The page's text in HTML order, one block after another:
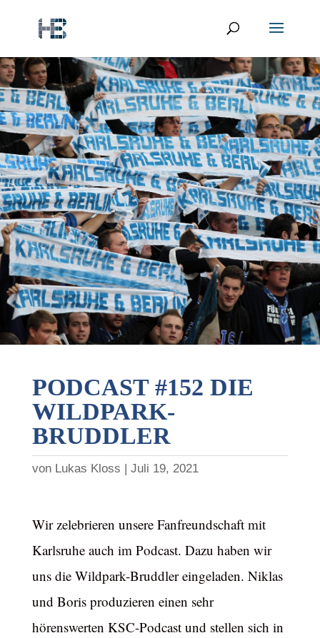
PODCAST #152 DIE
WILDPARK-
BRUDDLER
von Lukas Kloss Juli 19, 2021
Wir zelebrieren unsere Fanfreundschaft mit
Karlsruhe auch im Podcast. Dazu haben wir
uns die Wildpark-Bruddler eingeladen. Niklas
und Boris produzieren einen sehr
hörenswerten KSC-Podcast und stellen sich in